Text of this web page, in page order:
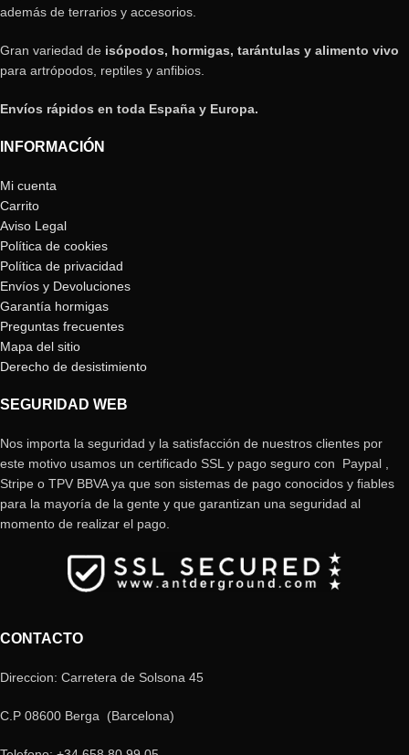
además de terrarios y accesorios.
Gran variedad de isópodos, hormigas, tarántulas y alimento vivo
para artrópodos, reptiles y anfibios.
Envíos rápidos en toda España y Europa.
INFORMACIÓN
Mi cuenta
Carrito
Aviso Legal
Política de cookies
Política de privacidad
Envíos y Devoluciones
Garantía hormigas
Preguntas frecuentes
Mapa del sitio
Derecho de desistimiento
SEGURIDAD WEB
Nos importa la seguridad y la satisfacción de nuestros clientes por
este motivo usamos un certificado SSL y pago seguro con Paypal ,
Stripe o TPV BBVA ya que son sistemas de pago conocidos y fiables
para la mayoría de la gente y que garantizan una seguridad al
momento de realizar el pago.
CONTACTO
Direccion: Carretera de Solsona 45
C.P 08600 Berga (Barcelona)